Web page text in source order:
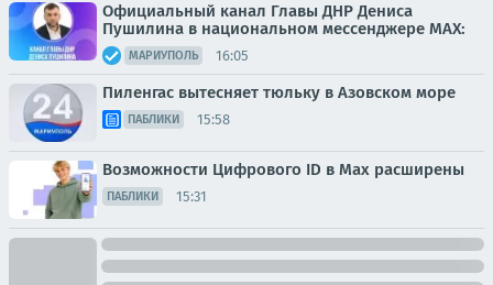
Официальный канал Главы ДНР Дениса
Пушилина в национальном мессенджере MAX:
МАРИУПОЛЬ 16:05
Пиленгас вытесняет тюльку в Азовском море
ПАБЛИКИ 15:58
Возможности Цифрового ID в Мах расширены
ПАБЛИКИ 15:31